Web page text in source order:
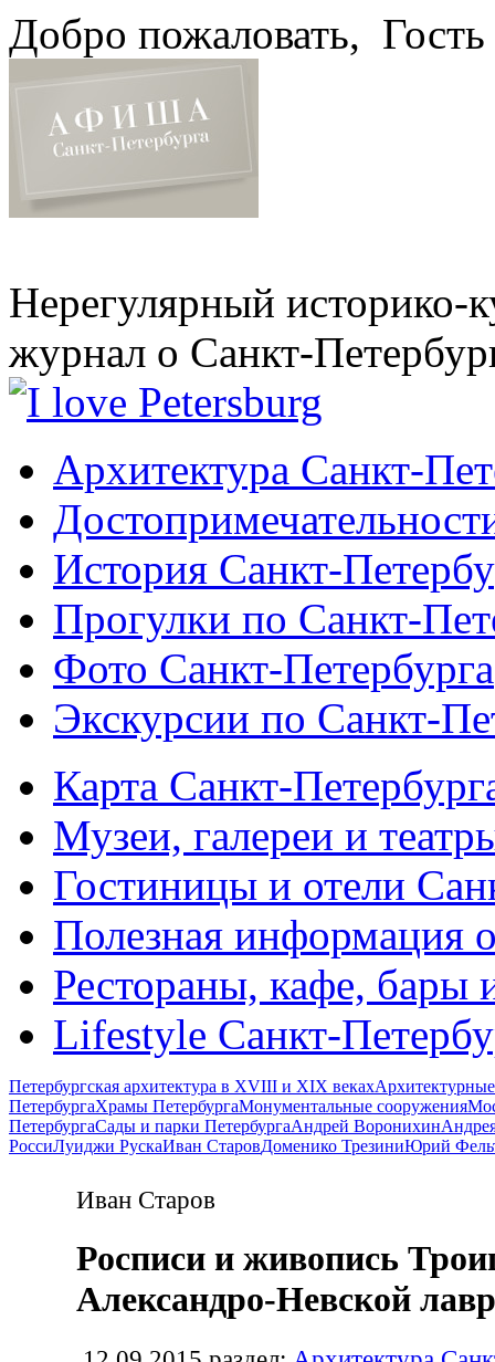
Добро пожаловать, Гость
Нерегулярный историко-
журнал о Санкт-
Архитектура Санкт-
История Санкт-
Прогулки по Санкт-
Фото Санкт-Петербурга
Экскурсии по Санкт-
Карта Санкт-
Музеи, галереи и
Гостиницы и отели
Полезная информация
Рестораны, кафе, бары
Lifestyle Санкт-
Петербургская архитектура в XVIII и XIX веках
ПетербургаХрамы ПетербургаМонументальные сооружения
ПетербургаСады и парки ПетербургаАндрей Воронихин
РоссиЛуиджи РускаИван СтаровДоменико ТрезиниЮрий
Иван Старов
Росписи и живопись
Александро-Невской